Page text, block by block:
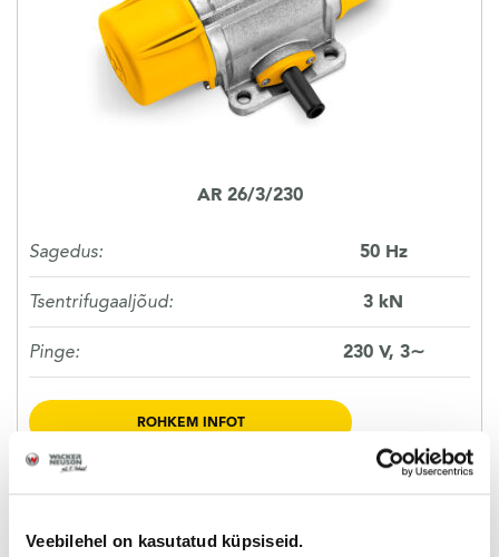
Veebilehel on kasutatud küpsiseid.
KASUTATUD TEHNIKA
KARJÄÄR
AR 26/3/230
Sagedus: 50 Hz
Tsentrifugaaljõud: 3 kN
Pinge: 230 V, 3∼
ROHKEM INFOT